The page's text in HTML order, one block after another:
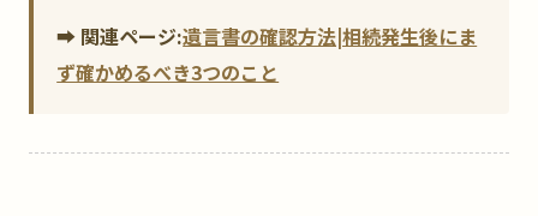
➡ 関連ページ:遺言書の確認方法|相続発生後にま
ず確かめるべき3つのこと